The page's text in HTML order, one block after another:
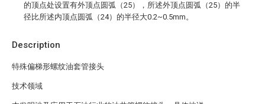
Description
特殊偏梯形螺纹油套管接头
技术领域
的顶点处设置有外顶点圆弧（25），所述外顶点圆弧（25）的半
径比所述内顶点圆弧（24）的半径大0.2~0.5mm。